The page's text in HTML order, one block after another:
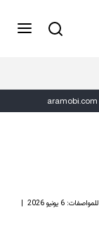
( آخر تحديث للمواصفات: 6 يونيو 2026 |